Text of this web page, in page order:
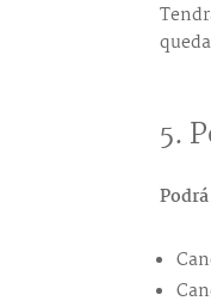
5.